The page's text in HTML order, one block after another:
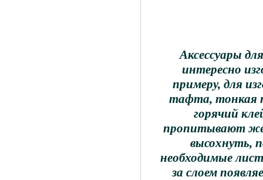
Аксессуары
интересно
примеру, для
тафта, тонкая
горячий
пропитывают
высохнуть,
необходимые
за слоем